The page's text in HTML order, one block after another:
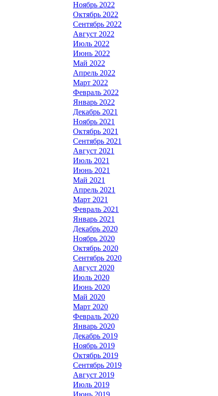
Ноябрь 2022
Октябрь 2022
Сентябрь 2022
Август 2022
Июль 2022
Июнь 2022
Май 2022
Апрель 2022
Март 2022
Февраль 2022
Январь 2022
Декабрь 2021
Ноябрь 2021
Октябрь 2021
Сентябрь 2021
Август 2021
Июль 2021
Июнь 2021
Май 2021
Апрель 2021
Март 2021
Февраль 2021
Январь 2021
Декабрь 2020
Ноябрь 2020
Октябрь 2020
Сентябрь 2020
Август 2020
Июль 2020
Июнь 2020
Май 2020
Март 2020
Февраль 2020
Январь 2020
Декабрь 2019
Ноябрь 2019
Октябрь 2019
Сентябрь 2019
Август 2019
Июль 2019
Июнь 2019